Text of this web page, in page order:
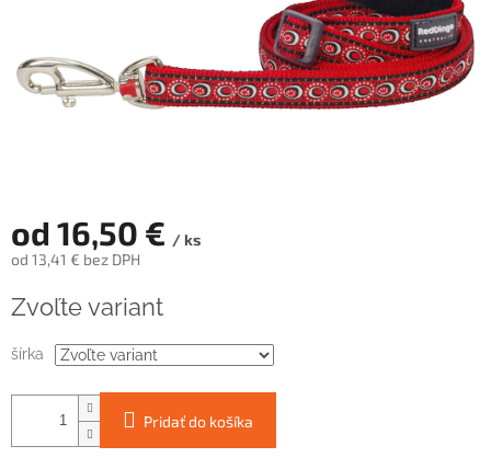
od 16,50 € / ks
od 13,41 € bez DPH
cena:
Zvoľte variant
šírka
Pridať do košíka